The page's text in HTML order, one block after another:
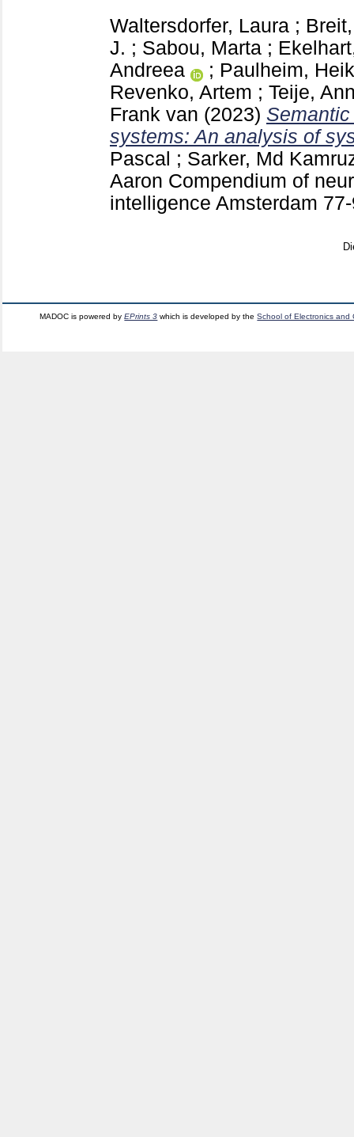
Waltersdorfer, Laura ;
J. ; Sabou, Marta ;
Andreea
; Paulheim,
Revenko, Artem ; Teije,
Frank van (2023)
systems: An analysis of
Pascal ; Sarker, Md
Aaron Compendium of
intelligence Amsterdam
MADOC is powered byEPrints 3 which is developed by theSchool of Electronics and